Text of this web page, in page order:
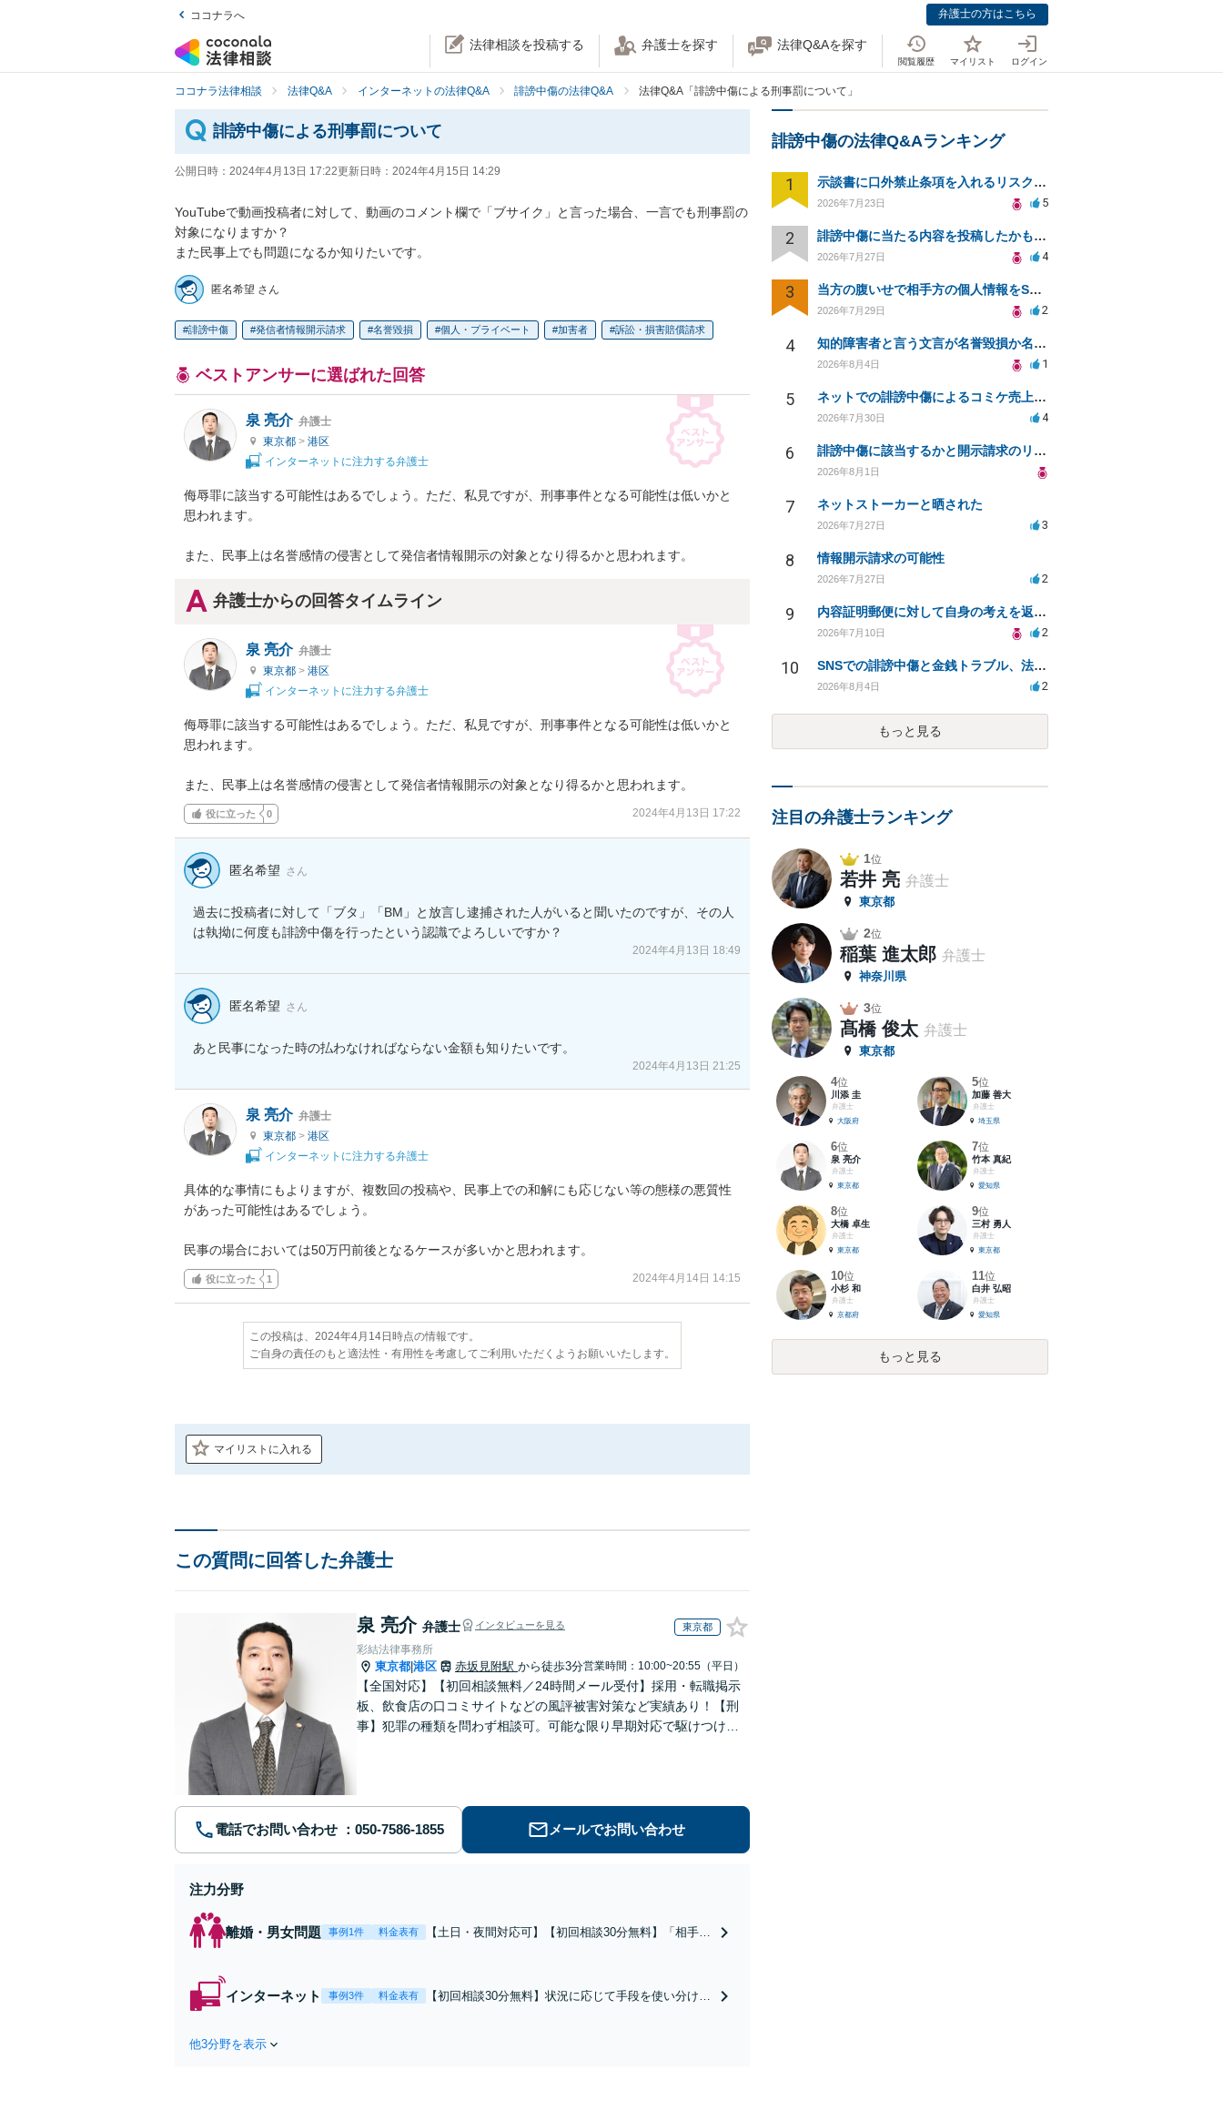
ココナラへ 弁護士の方はこちら
法律相談を投稿する 弁護士を探す 法律Q&Aを探す
閲覧履歴 マイリスト ログイン
ココナラ法律相談 法律Q&A インターネットの法律Q&A 誹謗中傷の法律Q&A 法律Q&A「誹謗中傷による刑事罰について」
誹謗中傷による刑事罰について
公開日時： 2024年4月13日 17:22更新日時： 2024年4月15日 14:29
YouTubeで動画投稿者に対して、動画のコメント欄で「ブサイク」と言った場合、一言でも刑事罰の
対象になりますか？
また民事上でも問題になるか知りたいです。
匿名希望 さん
誹謗中傷 発信者情報開示請求 名誉毀損 個人・プライベート 加害者 訴訟・損害賠償請求
ベストアンサーに選ばれた回答
泉 亮介 弁護士
東京都 > 港区
インターネットに注力する弁護士
侮辱罪に該当する可能性はあるでしょう。ただ、私見ですが、刑事事件となる可能性は低いかと
思われます。
また、民事上は名誉感情の侵害として発信者情報開示の対象となり得るかと思われます。
弁護士からの回答タイムライン
泉 亮介 弁護士
東京都 > 港区
インターネットに注力する弁護士
侮辱罪に該当する可能性はあるでしょう。ただ、私見ですが、刑事事件となる可能性は低いかと
思われます。
また、民事上は名誉感情の侵害として発信者情報開示の対象となり得るかと思われます。
役に立った 0 2024年4月13日 17:22
匿名希望 さん
過去に投稿者に対して「ブタ」「BM」と放言し逮捕された人がいると聞いたのですが、その人
は執拗に何度も誹謗中傷を行ったという認識でよろしいですか？
2024年4月13日 18:49
匿名希望 さん
あと民事になった時の払わなければならない金額も知りたいです。
2024年4月13日 21:25
泉 亮介 弁護士
東京都 > 港区
インターネットに注力する弁護士
具体的な事情にもよりますが、複数回の投稿や、民事上での和解にも応じない等の態様の悪質性
があった可能性はあるでしょう。
民事の場合においては50万円前後となるケースが多いかと思われます。
役に立った 1 2024年4月14日 14:15
この投稿は、2024年4月14日時点の情報です。
ご自身の責任のもと適法性・有用性を考慮してご利用いただくようお願いいたします。
マイリストに入れる
この質問に回答した弁護士
泉 亮介 弁護士 インタビューを見る 東京都
彩結法律事務所
東京都 港区 赤坂見附駅 から徒歩3分営業時間：10:00~20:55（平日）
【全国対応】【初回相談無料／24時間メール受付】採用・転職掲示
板、飲食店の口コミサイトなどの風評被害対策など実績あり！【刑
事】犯罪の種類を問わず相談可。可能な限り早期対応で駆けつけサ
電話でお問い合わせ メールでお問い合わせ
注力分野
離婚・男女問題 事例1件 料金表有
【土日・夜間対応可】【初回相談30分無料】「相手方
金額アップ／減額交渉も対応可」【完全個室対応】
インターネット 事例3件 料金表有
【初回相談30分無料】状況に応じて手段を使い分け、
他3分野を表示
誹謗中傷の法律Q&Aランキング
1 示談書に口外禁止条項を入れるリスクはありますか？
2026年7月23日 5
2 誹謗中傷に当たる内容を投稿したかもしれない。開示請求や民事刑事裁判に発展しうるのか教えて欲しい。
2026年7月27日 4
3 当方の腹いせで相手方の個人情報をSNSで晒してしまい名誉毀損させてしまったかもしれない
2026年7月29日 2
4 知的障害者と言う文言が名誉毀損か名誉感情の侵害になるか教えてほしい。
2026年8月4日 1
5 ネットでの誹謗中傷によるコミケ売上減少、損害賠償は可能か？
2026年7月30日 4
6 誹謗中傷に該当するかと開示請求のリスクを知りたい
2026年8月1日
7 ネットストーカーと晒された
2026年7月27日 3
8 情報開示請求の可能性
2026年7月27日 2
9 内容証明郵便に対して自身の考えを返答しなければなりませんか？
2026年7月10日 2
10 SNSでの誹謗中傷と金銭トラブル、法的対応の相談
2026年8月4日 2
もっと見る
注目の弁護士ランキング
1位
若井 亮 弁護士
東京都
2位
稲葉 進太郎 弁護士
神奈川県
3位
髙橋 俊太 弁護士
東京都
4位
川添 圭
弁護士
大阪府
5位
加藤 善大
弁護士
埼玉県
6位
泉 亮介
弁護士
東京都
7位
竹本 真紀
弁護士
愛知県
8位
大橋 卓生
弁護士
東京都
9位
三村 勇人
弁護士
東京都
10位
小杉 和
弁護士
京都府
11位
白井 弘昭
弁護士
愛知県
もっと見る